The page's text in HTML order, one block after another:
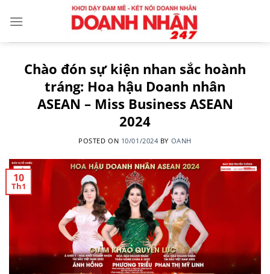
Chào đón sự kiện nhan sắc hoành
tráng: Hoa hậu Doanh nhân
ASEAN – Miss Business ASEAN
2024
POSTED ON 10/01/2024 BY OANH
10
Th1